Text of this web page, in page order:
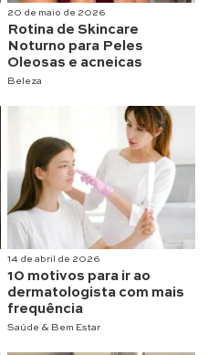
20 de maio de 2026
Rotina de Skincare
Noturno para Peles
Oleosas e acneicas
Beleza
14 de abril de 2026
10 motivos para ir ao
dermatologista com mais
frequência
Saúde & Bem Estar